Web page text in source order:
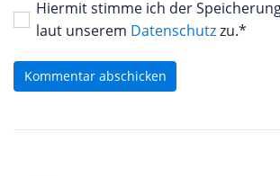
Hiermit stimme ich der
laut unserem Datenschutzzu.*
Kommentar abschicken